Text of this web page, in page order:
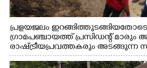
പ്രളയജലം
ഗ്രാമപഞ്ചായത്ത് പ്രസിഡന്റ് മാരും
രാഷ്ട്രീയപ്രവത്തകരും അടങ്ങുന്ന
അടിഞ്ഞ് കൂടിയ ചെളിയും മണ്ണും മറ്റ്